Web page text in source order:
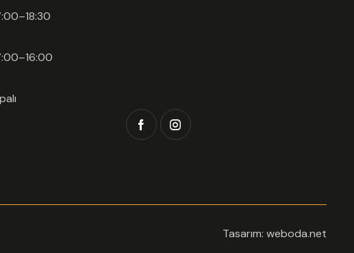
Tasarım: weboda.net